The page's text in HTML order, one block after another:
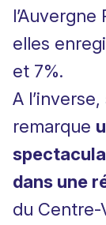
elles
et 7%.
A
remarque
dans une
du Centre-